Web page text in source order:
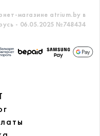
магазине atrium.by в
- 06.05.2025 №748434